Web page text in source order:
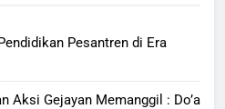
Pesantren di Era
Aksi Gejayan Memanggil : Do’a